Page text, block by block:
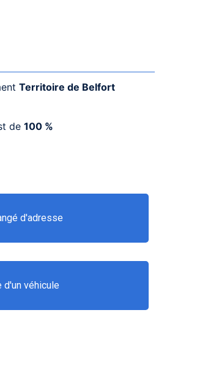
Territoire de Belfort
de 100 %
d'adresse
d'un véhicule